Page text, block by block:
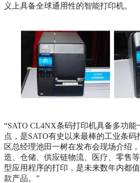
义上具备全球通用性的智能打印机。
“SATO CL4NX条码打印机具备多功
点，是SATO有史以来最棒的工业条码
区总经理池田一树在发布会现场介绍
造、仓储、供应链物流、医疗、零售
型应用程序的打印，是未来数年内都
款产品。”